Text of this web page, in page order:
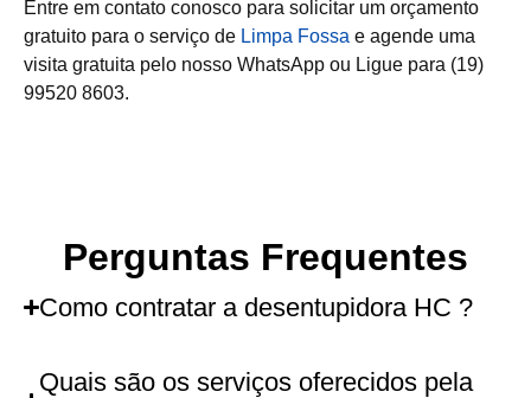
Entre em contato conosco para solicitar um orçamento
gratuito para o serviço de Limpa Fossa e agende uma
visita gratuita pelo nosso WhatsApp ou Ligue para (19)
99520 8603.
Perguntas Frequentes
Como contratar a desentupidora HC ?
Quais são os serviços oferecidos pela